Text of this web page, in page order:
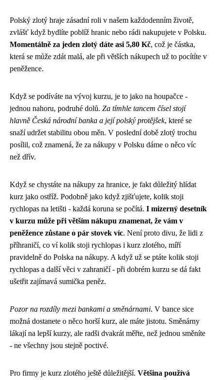
Polský zlotý hraje zásadní roli v našem každodenním životě,
zvlášť když bydlíte poblíž hranic nebo rádi nakupujete v Polsku.
Momentálně za jeden zlotý dáte asi 5,80 Kč, což je částka,
která se může zdát malá, ale při větších nákupech už to pocítíte v
peněžence.
Když se podíváte na vývoj kurzu, je to jako na houpačce -
jednou nahoru, podruhé dolů. Za tímhle tancem čísel stojí
hlavně Česká národní banka a její polský protějšek, které se
snaží udržet stabilitu obou měn. V poslední době zlotý trochu
posílil, což znamená, že za nákupy v Polsku dáme o něco víc
než dřív.
Když se chystáte na nákupy za hranice, je fakt důležitý hlídat
kurz jako ostříž. Podobně jako když zjišťujete, kolik stoji
rychlopas na letišti - každá koruna se počítá. I mizerný desetník
v kurzu může při větším nákupu znamenat, že vám v
peněžence zůstane o pár stovek víc. Není proto divu, že lidi z
příhraničí, co víkolik stoji rychlopas i kurz zlotého, míří
pravidelně do Polska na nákupy. A když už se ptáte kolik stoji
rychlopas a další věci v zahraničí - při dobrém kurzu se dá fakt
ušetřit zajímavá sumička peněz.
Pozor na rozdíly mezi bankami a směnárnami. V bance sice
možná dostanete o něco horší kurz, ale máte jistotu. Směnárny
lákají na lepší kurzy, ale radši dvakrát měřte, než jednou směníte
- ne všechny jsou stejně poctivé.
Pro firmy je kurz zlotého ještě důležitější. Většina používá